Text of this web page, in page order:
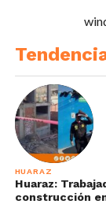
HUARAZ
Huaraz:
construcción